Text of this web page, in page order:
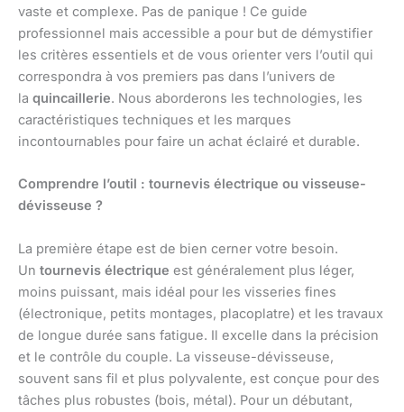
vaste et complexe. Pas de panique ! Ce guide
professionnel mais accessible a pour but de démystifier
les critères essentiels et de vous orienter vers l’outil qui
correspondra à vos premiers pas dans l’univers de
la quincaillerie. Nous aborderons les technologies, les
caractéristiques techniques et les marques
incontournables pour faire un achat éclairé et durable.
Comprendre l’outil : tournevis électrique ou visseuse-
dévisseuse ?
La première étape est de bien cerner votre besoin.
Un tournevis électrique est généralement plus léger,
moins puissant, mais idéal pour les visseries fines
(électronique, petits montages, placoplatre) et les travaux
de longue durée sans fatigue. Il excelle dans la précision
et le contrôle du couple. La visseuse-dévisseuse,
souvent sans fil et plus polyvalente, est conçue pour des
tâches plus robustes (bois, métal). Pour un débutant,